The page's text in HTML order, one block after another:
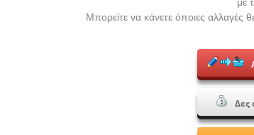
Μπορείτε να κάνετε όποιες αλλαγές
Δες